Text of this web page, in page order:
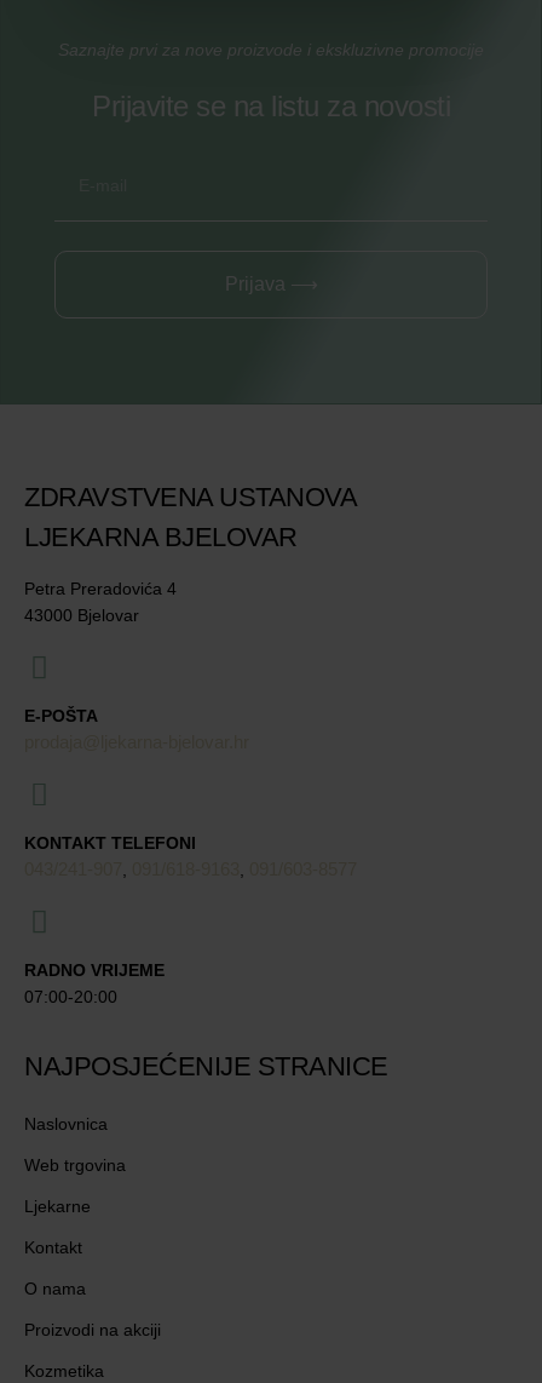
Saznajte prvi za nove proizvode i ekskluzivne promocije
Prijavite se na listu za novosti
Prijava ⟶
ZDRAVSTVENA USTANOVA
LJEKARNA BJELOVAR
Petra Preradovića 4
43000 Bjelovar
E-POŠTA
KONTAKT TELEFONI
RADNO VRIJEME
07:00-20:00
NAJPOSJEĆENIJE STRANICE
Naslovnica
Web trgovina
Ljekarne
Kontakt
O nama
Proizvodi na akciji
Kozmetika